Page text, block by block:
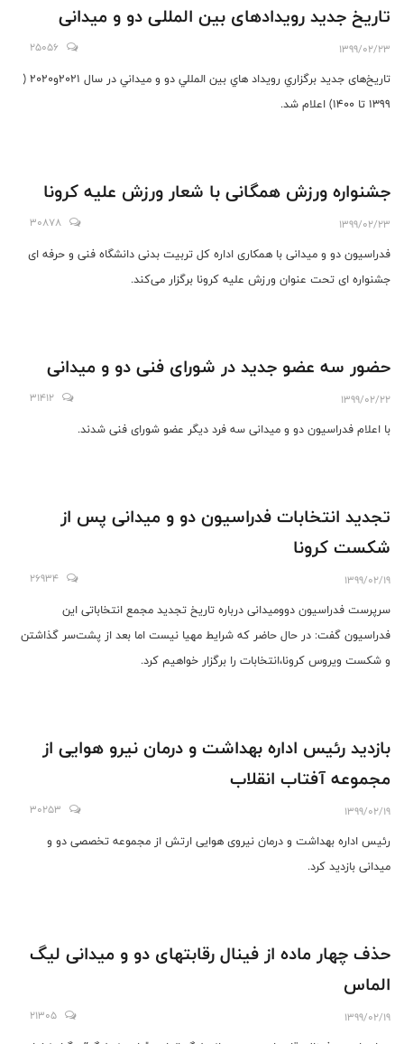
تاریخ جدید رویدادهای بین المللی دو و میدانی
1399/02/23
25056
تاریخ‌های جدید برگزاري رويداد هاي بين المللي دو و ميداني در سال 2021و2020 (
1399 تا 1400) اعلام شد.
جشنواره ورزش همگانی با شعار ورزش علیه کرونا
1399/02/23
30878
فدراسیون دو و میدانی با همکاری اداره کل تربیت بدنی دانشگاه فنی و حرفه ای
جشنواره ای تحت عنوان ورزش علیه کرونا برگزار می‌کند.
حضور سه عضو جدید در شورای فنی دو و میدانی
1399/02/22
31412
با اعلام فدراسیون دو و میدانی سه فرد دیگر عضو شورای فنی شدند.
تجدید انتخابات فدراسیون دو و میدانی پس از
شکست کرونا
1399/02/19
26934
سرپرست فدراسیون دوومیدانی درباره تاریخ تجدید مجمع انتخاباتی این
فدراسیون گفت: در حال حاضر که شرایط مهیا نیست اما بعد از پشت‌سر گذاشتن
و شکست ویروس کرونا،انتخابات را برگزار خواهیم کرد.
بازدید رئیس اداره بهداشت و درمان نیرو هوایی از
مجموعه آفتاب انقلاب
1399/02/19
30253
رئیس اداره بهداشت و‌ درمان نیروی هوایی ارتش از مجموعه تخصصی دو و
میدانی بازدید کرد.
حذف چهار ماده از فینال رقابتهای دو و میدانی لیگ
الماس
1399/02/19
21305